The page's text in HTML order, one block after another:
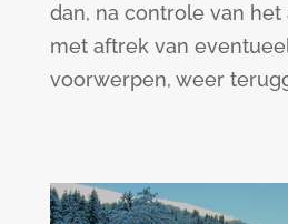
dan, na controle van
met aftrek van
voorwerpen, weer